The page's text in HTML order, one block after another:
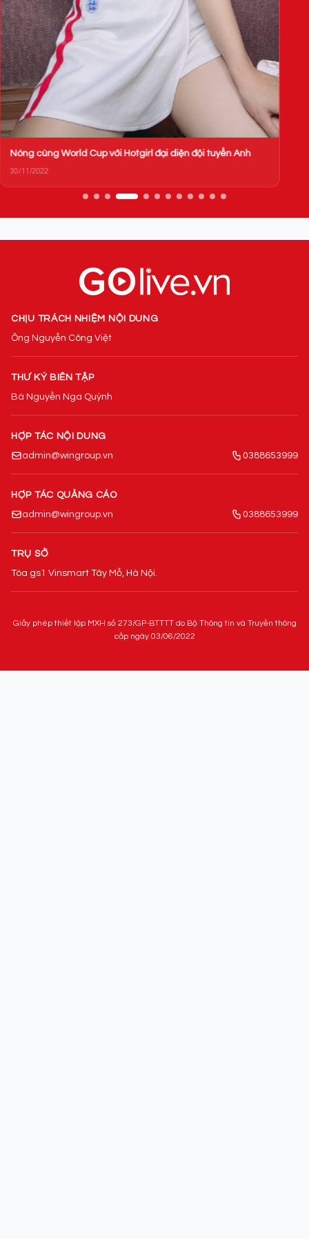
Nóng cùng World Cup với Hotgirl đại diện đội tuyển Anh
30/11/2022
CHỊU TRÁCH NHIỆM NỘI DUNG
Ông Nguyễn Công Việt
THƯ KÝ BIÊN TẬP
Bà Nguyễn Nga Quỳnh
HỢP TÁC NỘI DUNG
admin@wingroup.vn
0388653999
HỢP TÁC QUẢNG CÁO
admin@wingroup.vn
0388653999
TRỤ SỞ
Tòa gs1 Vinsmart Tây Mỗ, Hà Nội.
Giấy phép thiết lập MXH số 273/GP-BTTTT do Bộ Thông tin và Truyền thông
cấp ngày 03/06/2022